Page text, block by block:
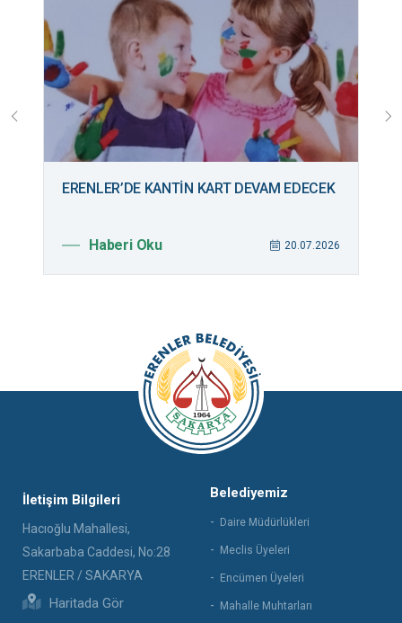
ERENLER’DE KANTİN KART DEVAM EDECEK
Haberi Oku 20.07.2026
İletişim Bilgileri
Hacıoğlu Mahallesi,
Sakarbaba Caddesi, No:28
ERENLER / SAKARYA
Haritada Gör
Belediyemiz
Daire Müdürlükleri
Meclis Üyeleri
Encümen Üyeleri
Mahalle Muhtarları